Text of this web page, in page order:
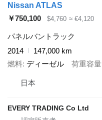
Nissan ATLAS
￥750,100
$4,760 ≈ €4,120
パネルバントラック
2014
147,000 km
燃料 ディーゼル 荷重容量
日本
EVERY TRADING Co Ltd